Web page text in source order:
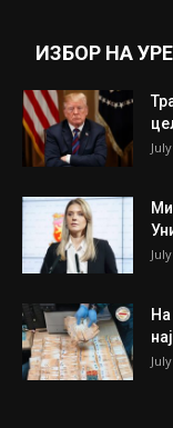
ИЗБОР НА